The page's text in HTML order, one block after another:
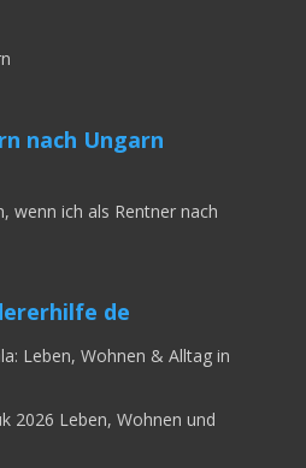
nach Ungarn
wenn ich als Rentner nach
de
Leben, Wohnen & Alltag in
2026 Leben, Wohnen und